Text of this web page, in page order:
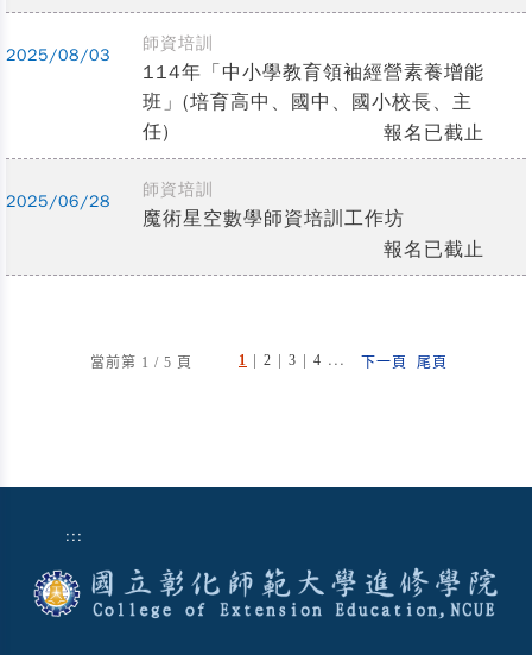
2025/08/03
師資培訓
114年「中小學教育領袖經營素養增能
班」(培育高中、國中、國小校長、主
任)
報名已截止
2025/06/28
師資培訓
魔術星空數學師資培訓工作坊
報名已截止
當前第 1 / 5 頁 1 | 2 | 3 | 4 ... 下一頁 尾頁
:::